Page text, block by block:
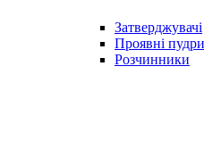
Затверджувачі
Проявні
Розчинники